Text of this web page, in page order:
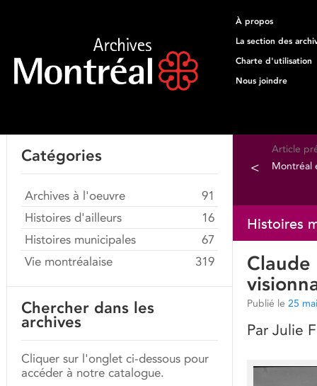
À propos
La section des
Charte d'utilisation
Nous joindre
Article
< Montréal
Histoires
Publié le 25
Par Julie
Catégories
Archives à l'oeuvre
91
Histoires d'ailleurs
16
Histoires municipales
67
Vie montréalaise
319
Chercher dans les
archives
Cliquer sur l'onglet ci-dessous pour
accéder à notre catalogue.